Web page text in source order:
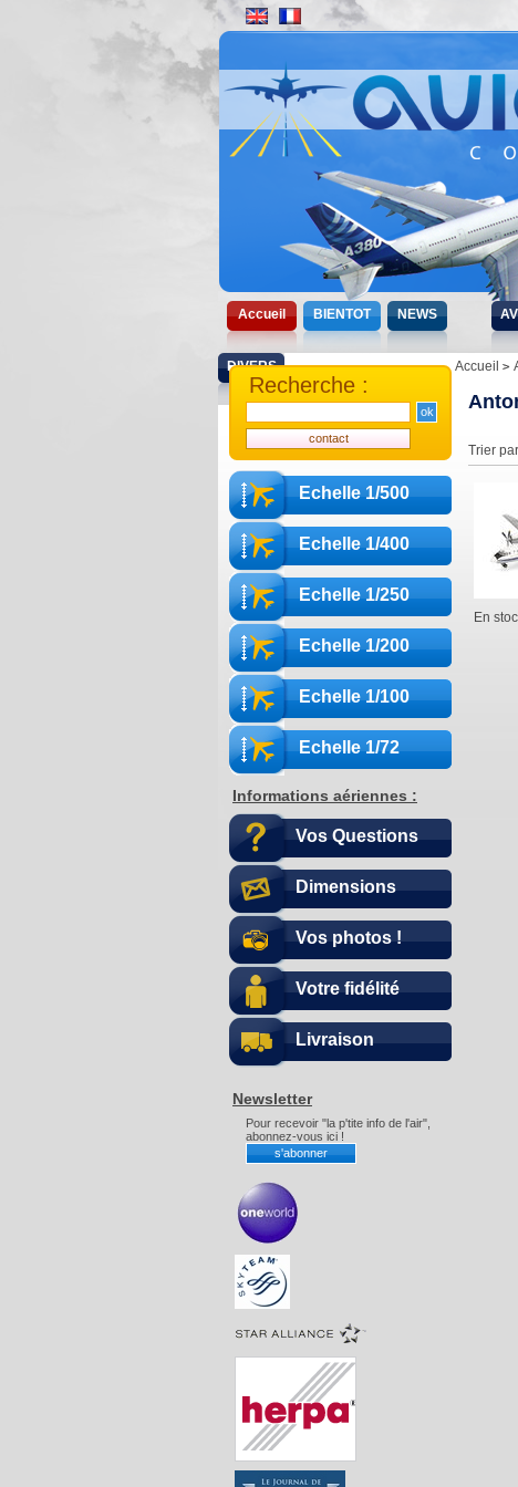
Accueil BIENTOT NEWS
DIVERS
Echelle 1/500
Echelle 1/400
Echelle 1/250
Echelle 1/200
Echelle 1/100
Echelle 1/72
Informations aériennes :
Vos Questions
Dimensions
Vos photos !
Votre fidélité
Livraison
Recherche :
Newsletter
Pour recevoir "la p'tite info de l'air",
abonnez-vous ici !
Accueil
Trier par
En